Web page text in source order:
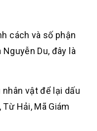
cách và số phận
Du, đây là
vật để lại dấu
Hải, Mã Giám